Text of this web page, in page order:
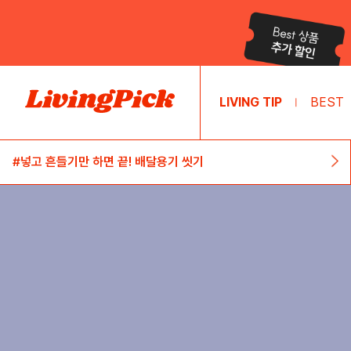
LIVING TIP | BEST
#넣고 흔들기만 하면 끝! 배달용기 씻기